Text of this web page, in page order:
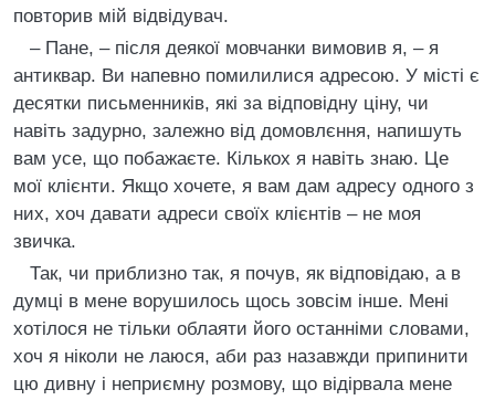
повторив мій відвідувач.
– Пане, – після деякої мовчанки вимовив я, – я
антиквар. Ви напевно помилилися адресою. У місті є
десятки письменників, які за відповідну ціну, чи
навіть задурно, залежно від домовлєння, напишуть
вам усе, що побажаєте. Кількох я навіть знаю. Це
мої клієнти. Якщо хочете, я вам дам адресу одного з
них, хоч давати адреси своїх клієнтів – не моя
звичка.
Так, чи приблизно так, я почув, як відповідаю, а в
думці в мене ворушилось щось зовсім інше. Мені
хотілося не тільки облаяти його останніми словами,
хоч я ніколи не лаюся, аби раз назавжди припинити
цю дивну і неприємну розмову, що відірвала мене